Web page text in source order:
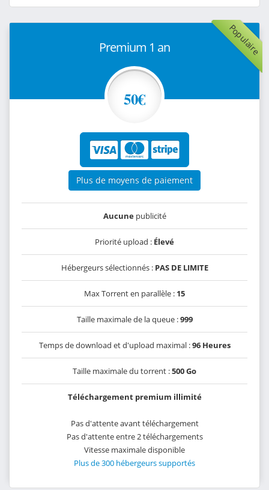
Populaire
Premium 1 an
50€
Plus de moyens de paiement
Aucunepublicité
Priorité upload : Élevé
Hébergeurs sélectionnés : PAS DE LIMITE
Max Torrent en parallèle : 15
Taille maximale de la queue :999
Temps de download et d'upload maximal :96 Heures
Taille maximale du torrent :500 Go
Téléchargement premium illimité
Pas d'attente avant téléchargement
Pas d'attente entre 2 téléchargements
Vitesse maximale disponible
Plus de 300 hébergeurs supportés